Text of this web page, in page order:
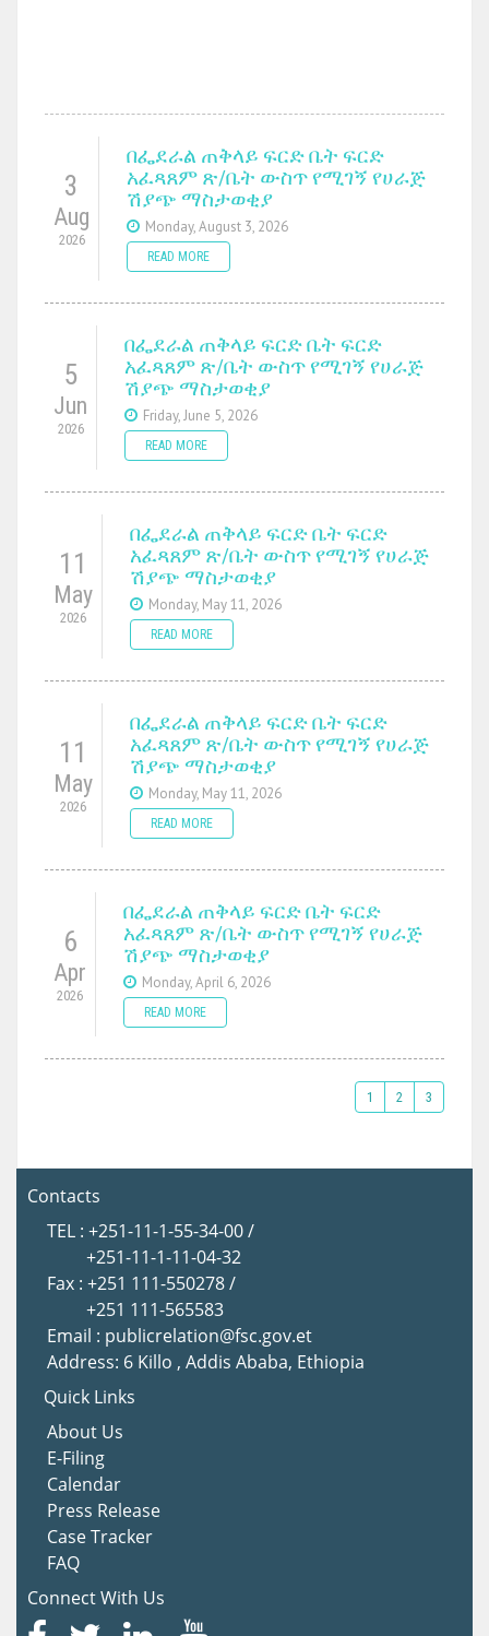
3
Aug
2026
በፌደራል ጠቅላይ ፍርድ ቤት ፍርድ
አፈጻጸም ጽ/ቤት ውስጥ የሚገኝ የሀራጅ
ሽያጭ ማስታወቂያ
Monday, August 3, 2026
READ MORE
5
Jun
2026
በፌደራል ጠቅላይ ፍርድ ቤት ፍርድ
አፈጻጸም ጽ/ቤት ውስጥ የሚገኝ የሀራጅ
ሽያጭ ማስታወቂያ
Friday, June 5, 2026
READ MORE
11
May
2026
በፌደራል ጠቅላይ ፍርድ ቤት ፍርድ
አፈጻጸም ጽ/ቤት ውስጥ የሚገኝ የሀራጅ
ሽያጭ ማስታወቂያ
Monday, May 11, 2026
READ MORE
11
May
2026
በፌደራል ጠቅላይ ፍርድ ቤት ፍርድ
አፈጻጸም ጽ/ቤት ውስጥ የሚገኝ የሀራጅ
ሽያጭ ማስታወቂያ
Monday, May 11, 2026
READ MORE
6
Apr
2026
በፌደራል ጠቅላይ ፍርድ ቤት ፍርድ
አፈጻጸም ጽ/ቤት ውስጥ የሚገኝ የሀራጅ
ሽያጭ ማስታወቂያ
Monday, April 6, 2026
READ MORE
1 2 3
Contacts
TEL : +251-11-1-55-34-00 /
+251-11-1-11-04-32
Fax : +251 111-550278 /
+251 111-565583
Email : publicrelation@fsc.gov.et
Address: 6 Killo , Addis Ababa, Ethiopia
Quick Links
About Us
E-Filing
Calendar
Press Release
Case Tracker
FAQ
Connect With Us